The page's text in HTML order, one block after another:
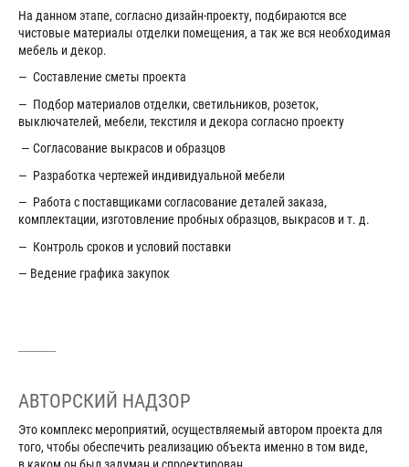
На данном этапе, согласно дизайн-проекту, подбираются все
чистовые материалы отделки помещения, а так же вся необходимая
мебель и декор.
— Составление сметы проекта
— Подбор материалов отделки, светильников, розеток,
выключателей, мебели, текстиля и декора согласно проекту
— Согласование выкрасов и образцов
— Разработка чертежей индивидуальной мебели
— Работа с поставщиками согласование деталей заказа,
комплектации, изготовление пробных образцов, выкрасов и т. д.
— Контроль сроков и условий поставки
— Ведение графика закупок
АВТОРСКИЙ НАДЗОР
Это комплекс мероприятий, осуществляемый автором проекта для
того, чтобы обеспечить реализацию объекта именно в том виде,